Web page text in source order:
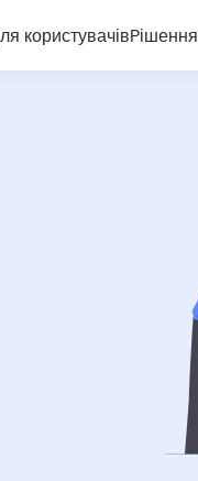
користувачівPішення